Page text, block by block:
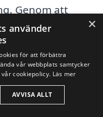
Genom att
du hitta det
dina behov
städer i
efter
×
använder
för att förbättra
vår webbplats samtycker
cookiepolicy. Läs mer
AVVISA ALLT